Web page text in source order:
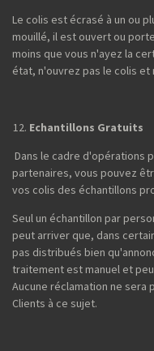
Le colis est écrasé à un ou
mouillé, il est ouvert ou
moins que vous n'ayez la
état, n'ouvrez pas le colis et
Echantillons Gratuits
Dans le cadre d'opérations
partenaires, vous pouvez
vos colis des échantillons
Seul un échantillon par
peut arriver que, dans
pas distribués bien
traitement est manuel et
Aucune réclamation ne
Clients à ce sujet.